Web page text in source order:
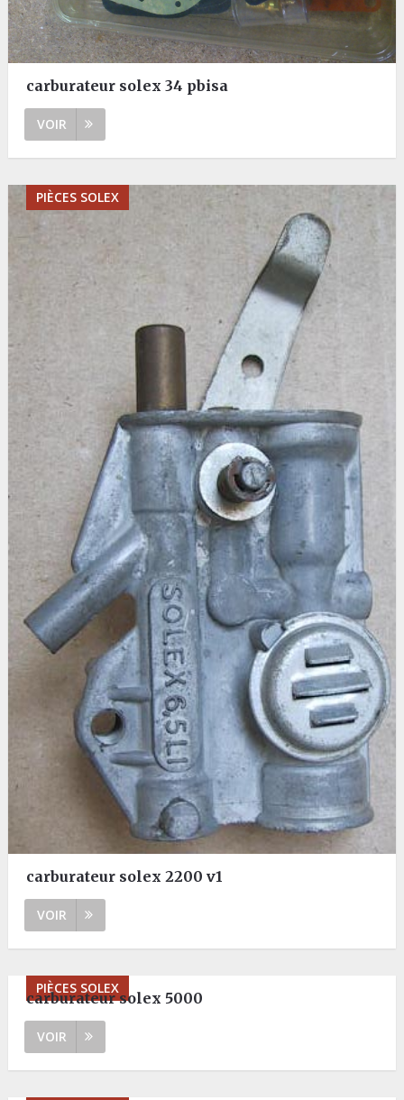
carburateur solex 34 pbisa
VOIR
PIÈCES SOLEX
carburateur solex 2200 v1
VOIR
PIÈCES SOLEX
carburateur solex 5000
VOIR